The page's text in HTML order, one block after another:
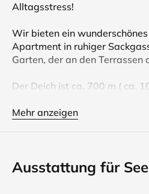
Alltagsstress!
Wir bieten ein
Apartment in ruhiger
Garten, der an den Terrassen
Der Deich ist ca. 700 m ( ca.
Bettwäsche und Handtücher
Im Notfall haben wir welche
Mehr anzeigen
Ausstattung für